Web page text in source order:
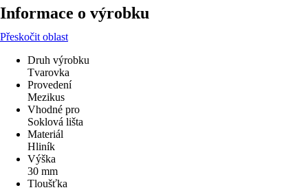
Informace o výrobku
Přeskočit oblast
Druh výrobku
Tvarovka
Provedení
Mezikus
Vhodné pro
Soklová lišta
Materiál
Hliník
Výška
30 mm
Tloušťka